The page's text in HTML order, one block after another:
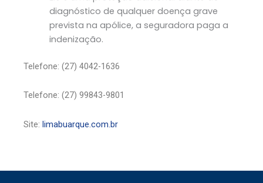
diagnóstico de qualquer doença grave
prevista na apólice, a seguradora paga a
indenização.
Telefone: (27) 4042-1636
Telefone: (27) 99843-9801
Site: limabuarque.com.br